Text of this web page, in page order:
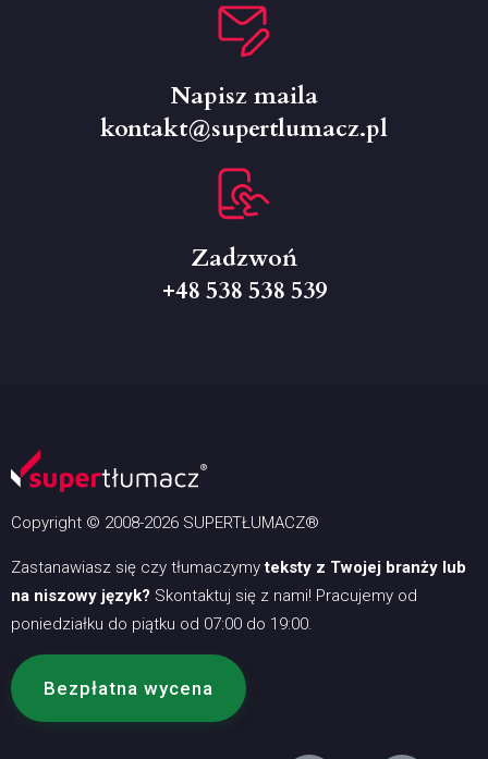
Napisz maila
kontakt@supertlumacz.pl
Zadzwoń
+48 538 538 539
Copyright © 2008-2026 SUPERTŁUMACZ®
Zastanawiasz się czy tłumaczymyteksty z Twojej branży lub
na niszowy język? Skontaktuj się z nami! Pracujemy od
poniedziałku do piątku od 07:00 do 19:00.
Bezpłatna wycena